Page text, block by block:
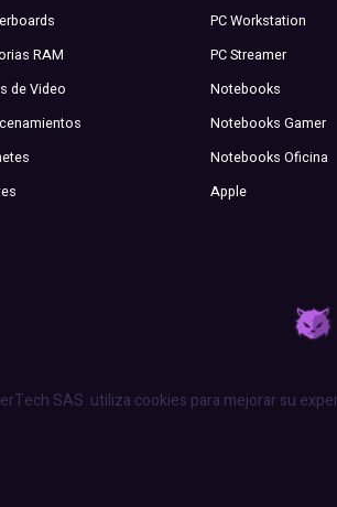
RAM
de Video
PC Workstation
PC Streamer
Notebooks
Notebooks Gamer
Notebooks Oficina
Apple
SAS utiliza cookies para mejorar su